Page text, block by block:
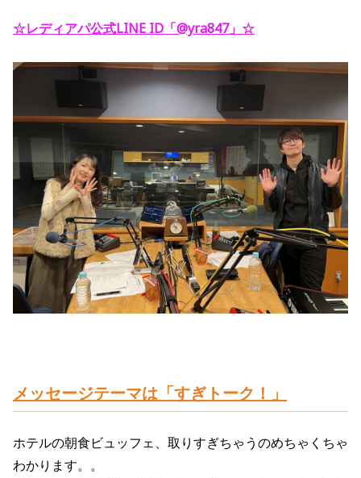
☆レディアパ公式LINE ID「@yra847」 ☆
メッセージテーマは「すぎトーク ！」
ホテルの朝食ビュッフェ、取りすぎちゃうのめちゃくちゃ
わかります。。